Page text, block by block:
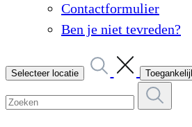
Contactformulier
Ben je niet tevreden?
Selecteer locatie